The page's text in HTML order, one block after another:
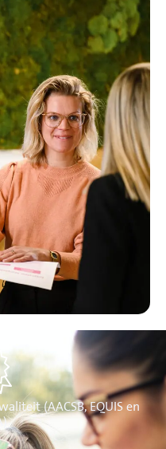
(AACSB, EQUIS en